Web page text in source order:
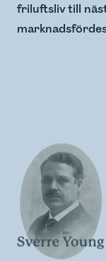
friluftsliv till